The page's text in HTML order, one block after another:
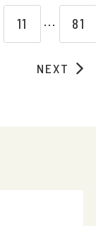
11 ⋯ 81
NEXT